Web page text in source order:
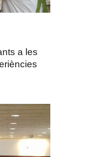
a les